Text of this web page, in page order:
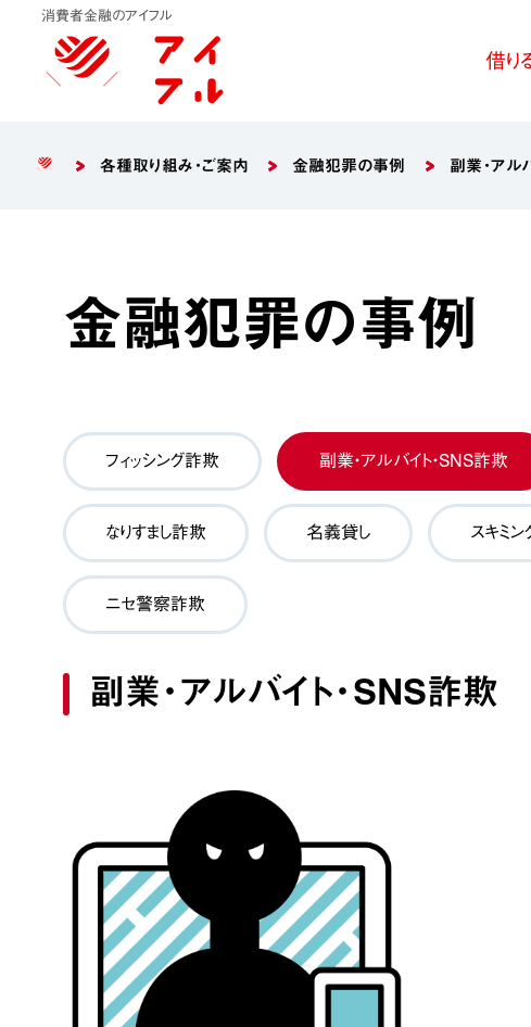
消費者金融のアイフル
借り
各種取り組み・ご案内 金融犯罪の事例 副業・アル
金融犯罪の事例
フィッシング詐欺 副業・アルバイト・SNS詐欺
なりすまし詐欺 名義貸し スキミン
ニセ警察詐欺
副業・アルバイト・SNS詐欺